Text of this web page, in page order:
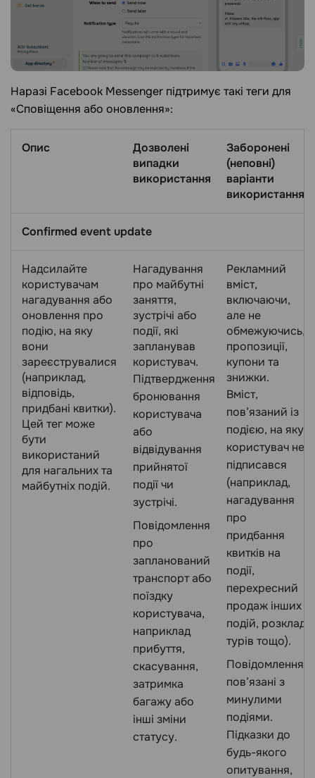
Наразі Facebook Messenger підтримує такі теги для
«Сповіщення або оновлення»:
Опис
Дозволені
випадки
використання
Заборонені
(неповні)
варіанти
використання
Сonfirmed event update
Надсилайте
користувачам
нагадування або
оновлення про
подію, на яку
вони
зареєструвалися
(наприклад,
відповідь,
придбані квитки).
Цей тег може
бути
використаний
для нагальних та
майбутніх подій.
Нагадування
про майбутні
заняття,
зустрічі або
події, які
запланував
користувач.
Підтвердження
бронювання
користувача
або
відвідування
прийнятої
події чи
зустрічі.
Повідомлення
про
запланований
транспорт або
поїздку
користувача,
наприклад
прибуття,
скасування,
затримка
багажу або
інші зміни
статусу.
Рекламний
вміст,
включаючи,
але не
обмежуючись,
пропозиції,
купони та
знижки.
Вміст,
пов’язаний із
подією, на яку
користувач не
підписався
(наприклад,
нагадування
про
придбання
квитків на
події,
перехресний
продаж інших
подій, розклад
турів тощо).
Повідомлення,
пов’язані з
минулими
подіями.
Підказки до
будь-якого
опитування,